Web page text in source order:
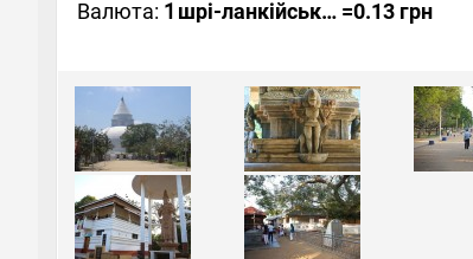
Валюта: 1 шрі-ланкійська рупія =0.13 грн